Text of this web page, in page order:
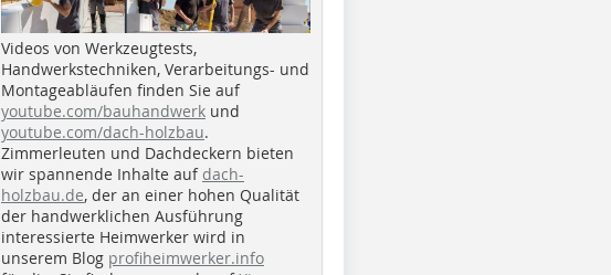
Videos von Werkzeugtests,
Handwerkstechniken, Verarbeitungs- und
Montageabläufen finden Sie auf
youtube.com/bauhandwerk und
youtube.com/dach-holzbau.
Zimmerleuten und Dachdeckern bieten
wir spannende Inhalte auf dach-
holzbau.de, der an einer hohen Qualität
der handwerklichen Ausführung
interessierte Heimwerker wird in
unserem Blog profiheimwerker.info